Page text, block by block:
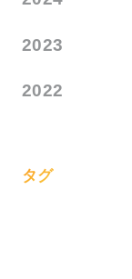
2023
2022
タグ